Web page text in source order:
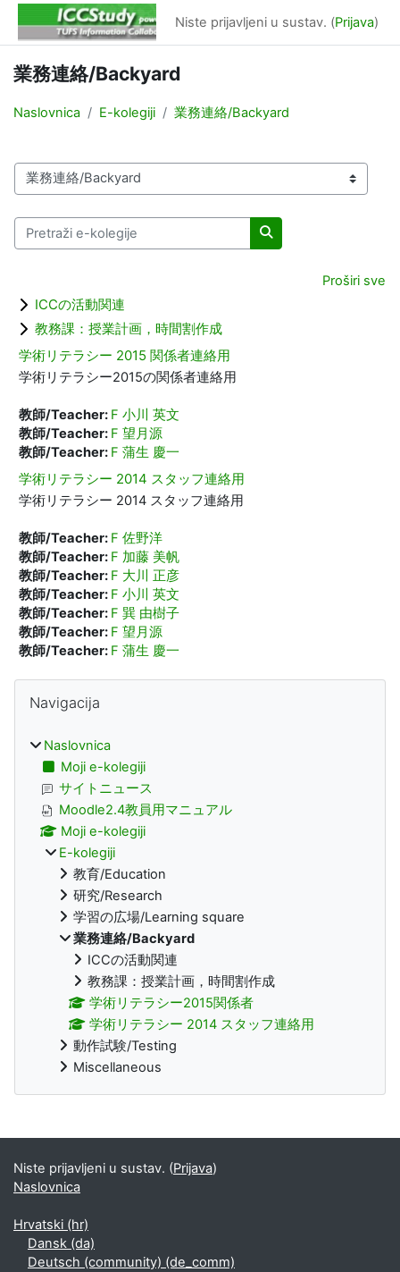
Preskoči na sadržaj
Niste prijavljeni u sustav. (Prijava)
業務連絡/Backyard
Naslovnica E-kolegiji 業務連絡/Backyard
Popis e-kolegija
Pretraži e-kolegije
Pretraži e-kolegije
Proširi sve
ICCの活動関連
教務課：授業計画，時間割作成
学術リテラシー 2015 関係者連絡用
学術リテラシー2015の関係者連絡用
教師/Teacher: F 小川 英文
教師/Teacher: F 望月源
教師/Teacher: F 蒲生 慶一
学術リテラシー 2014 スタッフ連絡用
学術リテラシー 2014 スタッフ連絡用
教師/Teacher: F 佐野洋
教師/Teacher: F 加藤 美帆
教師/Teacher: F 大川 正彦
教師/Teacher: F 小川 英文
教師/Teacher: F 巽 由樹子
教師/Teacher: F 望月源
教師/Teacher: F 蒲生 慶一
Blokovi
Navigacija
Naslovnica
Moji e-kolegiji
サイトニュース
Moodle2.4教員用マニュアル
Moji e-kolegiji
E-kolegiji
教育/Education
研究/Research
学習の広場/Learning square
業務連絡/Backyard
ICCの活動関連
教務課：授業計画，時間割作成
学術リテラシー2015関係者
学術リテラシー 2014 スタッフ連絡用
動作試験/Testing
Miscellaneous
Supplementary blocks
Niste prijavljeni u sustav. (Prijava)
Naslovnica
Hrvatski ‎(hr)‎
Dansk ‎(da)‎
Deutsch (community) ‎(de_comm)‎